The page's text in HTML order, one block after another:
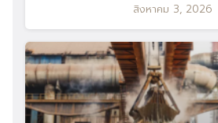
สิงหาคม 3, 2026